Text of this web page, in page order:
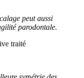
peut aussi
parodontale.